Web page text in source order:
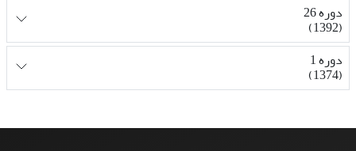
دوره 26
(1392)
دوره 1
(1374)